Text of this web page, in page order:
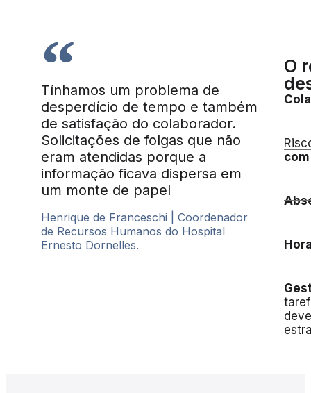
Tínhamos um problema de
desperdício de tempo e também
de satisfação do colaborador.
Solicitações de folgas que não
eram atendidas porque a
informação ficava dispersa em
um monte de papel
Henrique de Franceschi | Coordenador
de Recursos Humanos do Hospital
Ernesto Dornelles.
O